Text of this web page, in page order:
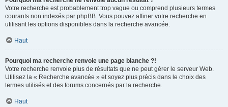
Votre recherche est probablement trop vague ou comprend plusieurs termes
courants non indexés par phpBB. Vous pouvez affiner votre recherche en
utilisant les options disponibles dans la recherche avancée.
Haut
Pourquoi ma recherche renvoie une page blanche ?!
Votre recherche renvoie plus de résultats que ne peut gérer le serveur Web.
Utilisez la « Recherche avancée » et soyez plus précis dans le choix des
termes utilisés et des forums concernés par la recherche.
Haut